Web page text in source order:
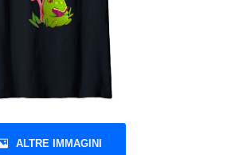
ALTRE IMMAGINI